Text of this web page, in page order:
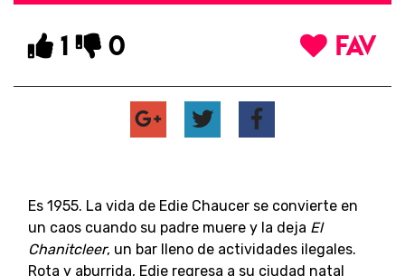
1 0 FAV
Es 1955. La vida de Edie Chaucer se convierte en
un caos cuando su padre muere y la deja El
Chanitcleer, un bar lleno de actividades ilegales.
Rota y aburrida, Edie regresa a su ciudad natal